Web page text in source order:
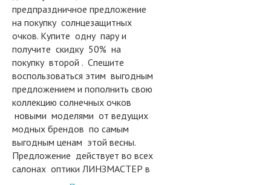
предпраздничное предложение
на покупку солнцезащитных
очков. Купите одну пару и
получите скидку 50% на
покупку второй . Спешите
воспользоваться этим выгодным
предложением и пополнить свою
коллекцию солнечных очков
новыми моделями от ведущих
модных брендов по самым
выгодным ценам этой весны.
Предложение действует во всех
салонах оптики ЛИНЗМАСТЕР в
период с 06 по 09 марта 2015